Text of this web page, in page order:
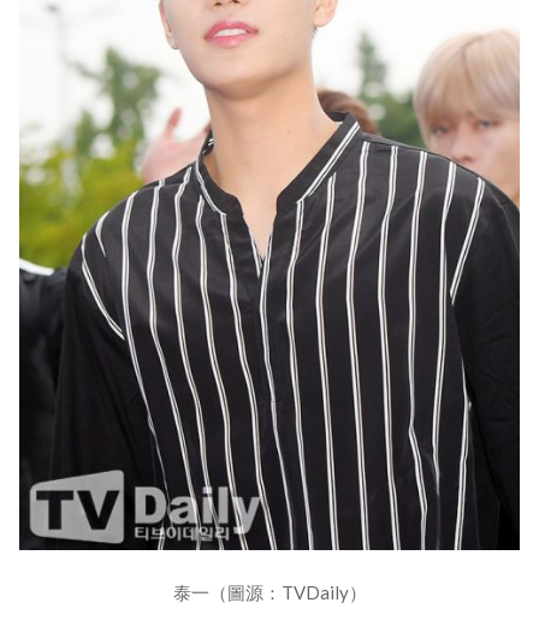
泰一（圖源：TVDaily）